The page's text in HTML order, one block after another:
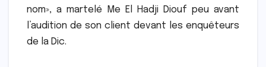
nom», a martelé Me El Hadji Diouf peu avant
l’audition de son client devant les enquêteurs
de la Dic.